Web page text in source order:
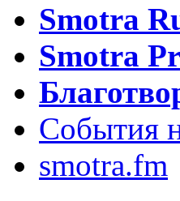
Smotra
Smotra
События
smotra.fm